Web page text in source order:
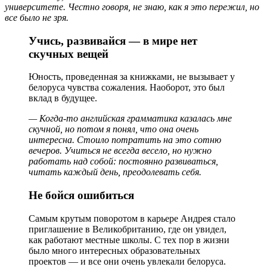
университете. Честно говоря, не знаю, как я это пережил, но
все было не зря.
Учись, развивайся — в мире нет
скучных вещей
Юность, проведенная за книжками, не вызывает у
белоруса чувства сожаления. Наоборот, это был
вклад в будущее.
— Когда-то английская грамматика казалась мне
скучной, но потом я понял, что она очень
интересна. Стоило потратить на это сотню
вечеров. Учиться не всегда весело, но нужно
работать над собой: постоянно развиваться,
читать каждый день, преодолевать себя.
Не бойся ошибиться
Самым крутым поворотом в карьере Андрея стало
приглашение в Великобританию, где он увидел,
как работают местные школы. С тех пор в жизни
было много интересных образовательных
проектов — и все они очень увлекали белоруса.